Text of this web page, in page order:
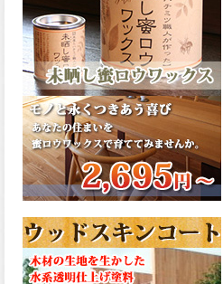
さを追求したウレタン樹脂エ
ナメル、低汚染形ファインウ
レタンU100が新しく販売開始
致しました。ご購入はこちら
から。
2026.03.05
ファインウレタンの使いやす
さで、弾性形。塗料用シンナ
ーで希釈できる、使いやすさ
を追求したウレタン樹脂エナ
メル、弾性ファインウレタン
した。ご購入はこちらから。
2026.03.04
長年ご愛顧いただいている